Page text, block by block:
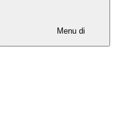
Menu di